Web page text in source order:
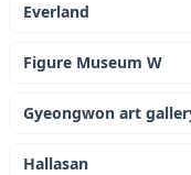
Everland
Figure Museum W
Gyeongwon art
Hallasan